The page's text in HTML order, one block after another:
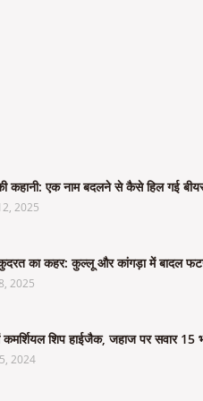
कहानी: एक नाम बदलने से कैसे हिल गई बीयर
2025
का कहर: कुल्लू और कांगड़ा में बादल
2025
कमर्शियल शिप हाईजैक, जहाज पर सवार 15
2024